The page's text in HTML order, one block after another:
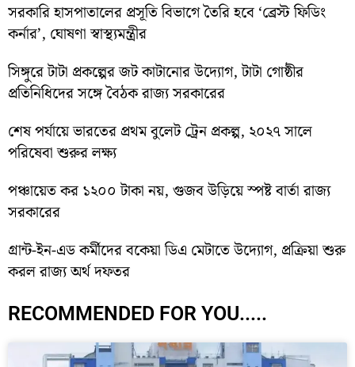
সরকারি হাসপাতালের প্রসূতি বিভাগে তৈরি হবে ‘ব্রেস্ট ফিডিং
কর্নার’, ঘোষণা স্বাস্থ্যমন্ত্রীর
সিঙ্গুরে টাটা প্রকল্পের জট কাটানোর উদ্যোগ, টাটা গোষ্ঠীর
প্রতিনিধিদের সঙ্গে বৈঠক রাজ্য সরকারের
শেষ পর্যায়ে ভারতের প্রথম বুলেট ট্রেন প্রকল্প, ২০২৭ সালে
পরিষেবা শুরুর লক্ষ্য
পঞ্চায়েত কর ১২০০ টাকা নয়, গুজব উড়িয়ে স্পষ্ট বার্তা রাজ্য
সরকারের
গ্রান্ট-ইন-এড কর্মীদের বকেয়া ডিএ মেটাতে উদ্যোগ, প্রক্রিয়া শুরু
করল রাজ্য অর্থ দফতর
RECOMMENDED FOR YOU.....